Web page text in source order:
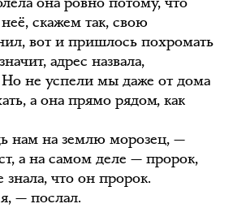
скажем так, свою
вот и пришлось похромать
адрес назвала,
не успели мы даже от дома
а она прямо рядом, как
нам на землю морозец, —
а на самом деле — пророк,
знала, что он пророк.
— послал.